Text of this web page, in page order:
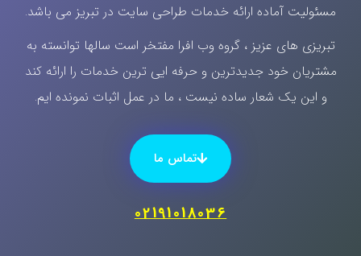
مسئولیت آماده ارائه خدمات طراحی سایت در تبریز می باشد.
تبریزی های عزیز ، گروه وب افرا مفتخر است سالها توانسته به
مشتریان خود جدیدترین و حرفه ایی ترین خدمات را ارائه کند
و این یک شعار ساده نیست ، ما در عمل اثبات نمونده ایم.
تماس ما
02191018036